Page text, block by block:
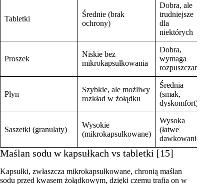
Tabletki
Średnie (brak
ochrony)
Dobra, ale
trudniejsze
dla
niektórych
Proszek
Niskie bez
mikrokapsułkowania
Dobra,
wymaga
rozpuszczania
Płyn
Szybkie, ale możliwy
rozkład w żołądku
Średnia
(smak,
dyskomfort)
Saszetki (granulaty)
Wysokie
(mikrokapsułkowane)
Wysoka
(łatwe
dawkowanie)
Maślan sodu w kapsułkach vs tabletki [15]
Kapsułki, zwłaszcza mikrokapsułkowane, chronią maślan
sodu przed kwasem żołądkowym, dzięki czemu trafia on w